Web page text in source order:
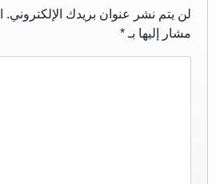
لن يتم نشر عنوان بريدك الإلكتروني.
مشار إليها بـ *